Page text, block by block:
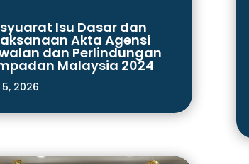
Isu Dasar dan
Akta Agensi
dan Perlindungan
Malaysia 2024
2026